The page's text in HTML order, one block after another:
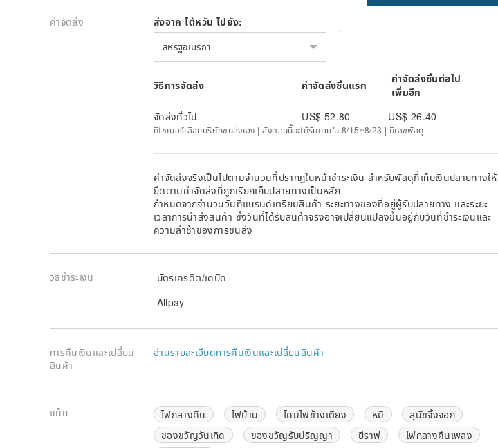
overseas orders due to delivery restrictions.)
∙ Rated Power：0.06 W
∙ Rated Input Voltage： DC 4.5 V
∙ Made of real wood from legal commercial forestry
deviation.
∙ All Wooderful life products are brand new and packaged in kraft paper boxes. We will
remove the plastic film to ensure the condition of the products before shipment.
ค่าจัดส่ง ส่งจาก ไต้หวัน ไปยัง:
สหรัฐอเมริกา
วิธีการจัดส่ง ค่าจัดส่งชิ้นแรก
ค่าจัดส่งชิ้นต่อไป
เพิ่มอีก
จัดส่งทั่วไป
US$ 52.80 US$ 26.40
ดีไซเนอร์เลือกบริษัทขนส่งเอง | สั่งตอนนี้จะได้รับภายใน 8/15~8/23 | มีเลขพัสดุ
ค่าจัดส่งจริงเป็นไปตามจำนวนที่ปรากฏในหน้าชำระเงิน สำหรับพัสดุที่เก็บเงินปลายทางให้
ยึดตามค่าจัดส่งที่ถูกเรียกเก็บปลายทางเป็นหลัก
กำหนดจากจำนวนวันที่แบรนด์เตรียมสินค้า ระยะทางของที่อยู่ผู้รับปลายทาง และระยะ
เวลาการนำส่งสินค้า ซึ่งวันที่ได้รับสินค้าจริงอาจเปลี่ยนแปลงขึ้นอยู่กับวันที่ชำระเงินและ
ความล่าช้าของการขนส่ง
วิธีชำระเงิน
บัตรเครดิต/เดบิด
Alipay
การคืนเงินและเปลี่ยน
สินค้า
อ่านรายละเอียดการคืนเงินและเปลี่ยนสินค้า
แท็ก ไฟกลางคืน ไฟบ้าน โคมไฟข้างเตียง หมี
สุนัขจิ้งจอก
ของขวัญวันเกิด
ของขวัญรับปริญญา ยีราฟ
ไฟกลางคืนเพลง